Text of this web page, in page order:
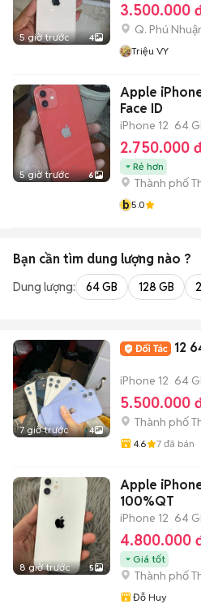
5 giờ trước 4
3.500.000
Q. Phú
Triệu VY
5 giờ trước 6
Apple
Face ID
iPhone 12 64
2.750.000
Rẻ hơn
Thành phố
b5.0
Bạn cần tìm dung lượng nào ?
Dung lượng: 64 GB 128 GB
7 giờ trước 4
12
iPhone 12 64
5.500.000
Thành phố
4.6 7 đã bán
8 giờ trước 5
Apple
100%QT
iPhone 12 64
4.800.000
Giá tốt
Thành phố
Đỗ Huy